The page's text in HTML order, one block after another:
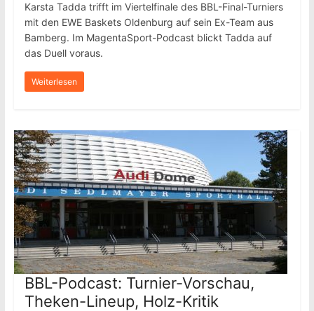
Karsta Tadda trifft im Viertelfinale des BBL-Final-Turniers
mit den EWE Baskets Oldenburg auf sein Ex-Team aus
Bamberg. Im MagentaSport-Podcast blickt Tadda auf
das Duell voraus.
Weiterlesen
BBL-Podcast: Turnier-Vorschau,
Theken-Lineup, Holz-Kritik